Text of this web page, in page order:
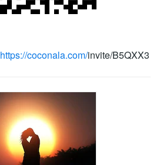
https://coconala.com/invite/B5QXX3